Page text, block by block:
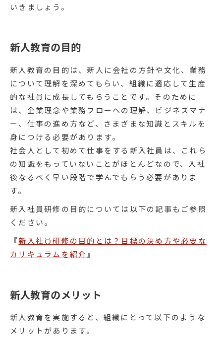
いきましょう。
新人教育の目的
新人教育の目的は、新人に会社の方針や文化、業務
について理解を深めてもらい、組織に適応して生産
的な社員に成長してもらうことです。そのために
は、企業理念や業務フローへの理解、ビジネスマナ
ー、仕事の進め方など、さまざまな知識とスキルを
身につける必要があります。
社会人として初めて仕事をする新入社員は、これら
の知識をもっていないことがほとんどなので、入社
後なるべく早い段階で学んでもらう必要がありま
す。
新入社員研修の目的については以下の記事もご参照
ください。
『新入社員研修の目的とは？目標の決め方や必要な
カリキュラムを紹介 』
新人教育のメリット
新人教育を実施すると、組織にとって以下のような
メリットがあります。